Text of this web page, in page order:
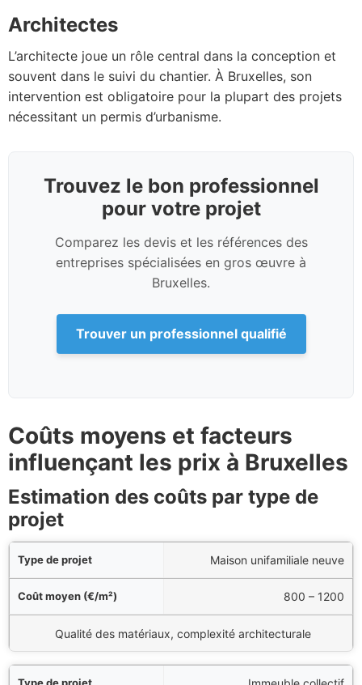
Architectes
L’architecte joue un rôle central dans la conception et
souvent dans le suivi du chantier. À Bruxelles, son
intervention est obligatoire pour la plupart des projets
nécessitant un permis d’urbanisme.
Trouvez le bon professionnel
pour votre projet
Comparez les devis et les références des
entreprises spécialisées en gros œuvre à
Bruxelles.
Trouver un professionnel qualifié
Coûts moyens et facteurs
influençant les prix à Bruxelles
Estimation des coûts par type de
projet
de variation
Maison unifamiliale neuve
800 – 1200
Qualité des matériaux, complexité architecturale